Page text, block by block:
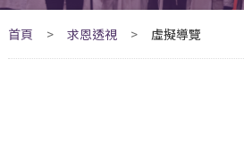
首頁 > 求恩透視 > 虛擬導覽